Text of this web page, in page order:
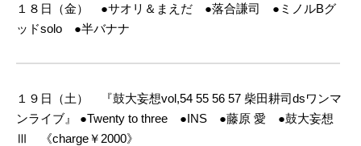
１８日（金） ●サオリ＆まえだ ●落合謙司 ●ミノルBグ
ッドsolo ●半バナナ
１９日（土） 『鼓大妄想vol,54 55 56 57 柴田耕司dsワンマ
ンライブ』
●Twenty to three ●INS ●藤原 愛 ●鼓大妄想
Ⅲ 《charge￥2000》